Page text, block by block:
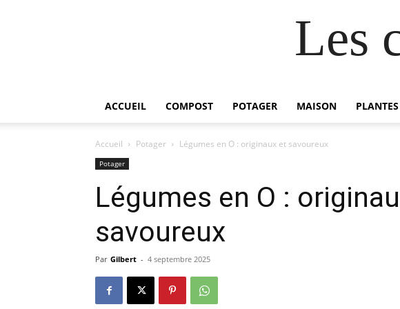
Les
ACCUEIL COMPOST POTAGER MAISON PLANTES
Accueil Potager Légumes en O : originaux et savoureux
Potager
Légumes en O :
savoureux
Par Gilbert - 4 septembre 2025